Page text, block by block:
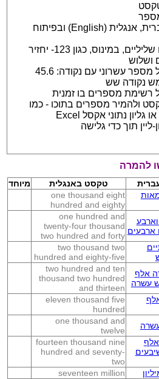
המרה בשפות: עברית, אנגלית (English) ובפיתוח
עובד עם מספרים שליליים, במינוס, כגון 123- יחזיר
ושלוש
מאפשר המרה של מספר עשרוני עם נקודה: 45.6
נקודה שש
מספרים בו זמנית
ולהמיר מספרים בתוכו - כמו
תוך כדי גלישה
להמרה
טקסט באנגלית
מיוחד
one thousand eight
hundred and eighty
ארבעים
one hundred and
twenty-four thousand
two hundred and forty
two thousand two
hundred and eighty-five
אלף
עשרה
two hundred and ten
thousand two hundred
and thirteen
eleven thousand five
hundred
one thousand and
twelve
fourteen thousand nine
hundred and seventy-
two
seventeen million